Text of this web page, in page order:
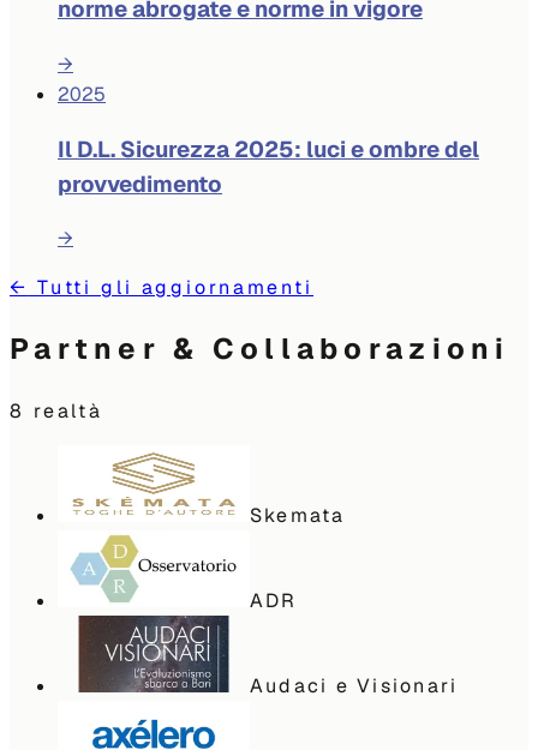
norme abrogate e norme in vigore
→
2025
Il D.L. Sicurezza 2025: luci e ombre del
provvedimento
→
← Tutti gli aggiornamenti
Partner & Collaborazioni
8 realtà
Skemata
ADR
Audaci e Visionari